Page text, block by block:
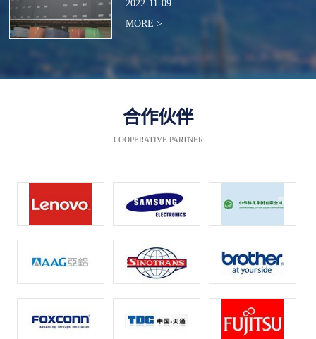
2022-11-09
MORE >
合作伙伴
COOPERATIVE PARTNER